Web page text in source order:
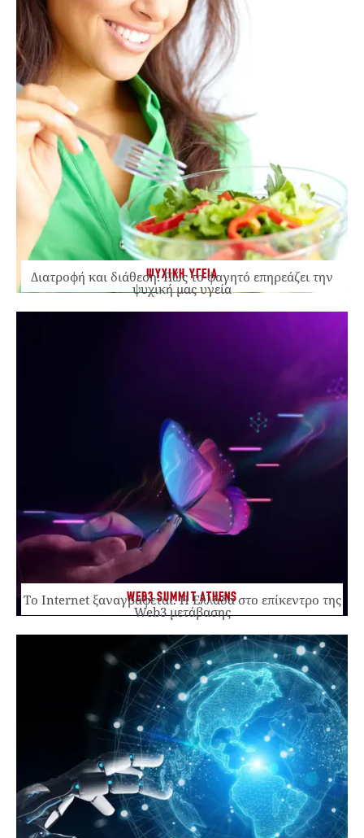
ΨΥΧΙΚΗ ΥΓΕΙΑ
Διατροφή και διάθεση: Πώς το φαγητό επηρεάζει την
ψυχική μας υγεία
WEB3 SUMMIT ATHENS
Το Internet ξαναγράφεται. Η Ελλάδα στο επίκεντρο της
Web3 μετάβασης